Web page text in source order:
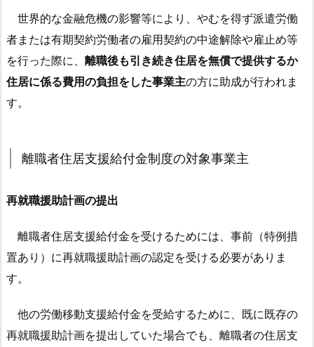
居
支
援
給
度
要
2.
職
居
支
世界的な金融危機の影響等により、やむを得ず派遣労働
者または有期契約労働者の雇用契約の中途解除や雇止め等
を行った際に、 離職後も引き続き住居を無償で提供するか
住居に係る費用の負担をした事業主の方に助成が行われま
す。
離職者住居支援給付金制度の対象事業主
再就職援助計画の提出
離職者住居支援給付金を受けるためには、事前（特例措
置あり）に再就職援助計画の認定を受ける必要がありま
す。
他の労働移動支援給付金を受給するために、既に既存の
再就職援助計画を提出していた場合でも、離職者の住居支